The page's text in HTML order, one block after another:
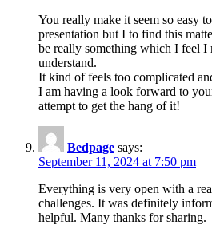
You really make it seem so easy
presentation but I to find this
be really something which I feel I
understand.
It kind of feels too complicated
I am having a look forward to
attempt to get the hang of it!
Bedpage says:
September 11, 2024 at 7:50 pm
Everything is very open with a
challenges. It was definitely
helpful. Many thanks for sharing.